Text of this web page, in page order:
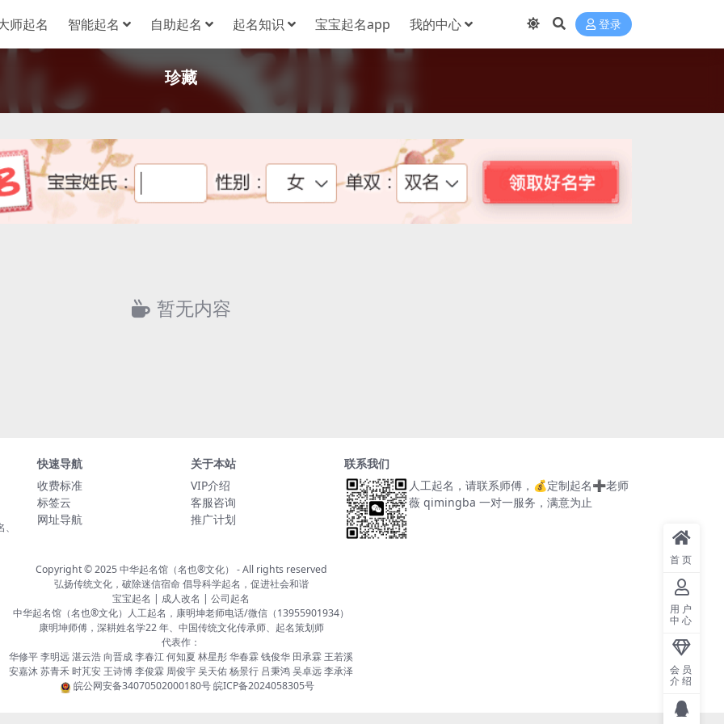
师起名 智能起名 自助起名 起名知识 宝宝起名app 我的中心 登录
珍藏
暂无内容
快速导航
收费标准
标签云
网址导航
关于本站
VIP介绍
客服咨询
推广计划
联系我们
人工起名，请联系师傅， 💰定制起名➕老师
薇 qimingba 一对一服务，满意为止
Copyright © 2025中华起名馆（名也®文化） - All rights reserved
弘扬传统文化，破除迷信宿命 倡导科学起名，促进社会和谐
宝宝起名 | 成人改名 | 公司起名
中华起名馆（名也®文化）人工起名，康明坤老师电话/微信（13955901934）
康明坤师傅，深耕姓名学22 年、中国传统文化传承师、起名策划师
代表作：
华修平 李明远 湛云浩 向晋成 李春江 何知夏 林星彤 华春霖 钱俊华 田承霖 王若溪
安嘉沐 苏青禾 时芃安 王诗博 李俊霖 周俊宇 吴天佑 杨景行 吕秉鸿 吴卓远 李承泽
皖公网安备34070502000180号皖ICP备2024058305号
首页
用户
中心
会员
介绍